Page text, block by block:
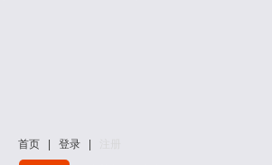
首页 登录